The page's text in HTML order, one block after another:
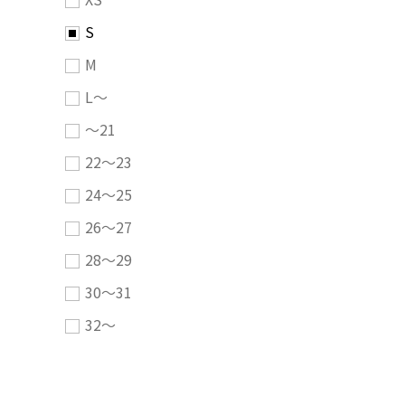
S
M
L～
～21
22～23
24～25
26～27
28～29
30～31
32～